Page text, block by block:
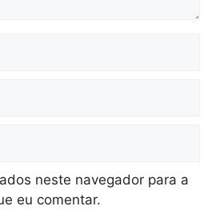
neste navegador para a
eu comentar.